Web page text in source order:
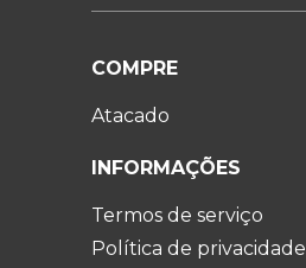
COMPRE
Atacado
INFORMAÇÕES
Termos de serviço
Política de privacidade